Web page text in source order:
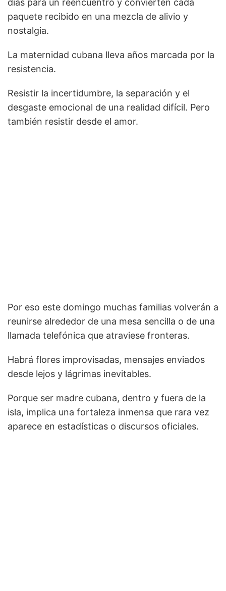
paquete recibido en una mezcla de alivio y
nostalgia.
La maternidad cubana lleva años marcada por la
resistencia.
Resistir la incertidumbre, la separación y el
desgaste emocional de una realidad difícil. Pero
también resistir desde el amor.
Por eso este domingo muchas familias volverán a
reunirse alrededor de una mesa sencilla o de una
llamada telefónica que atraviese fronteras.
Habrá flores improvisadas, mensajes enviados
desde lejos y lágrimas inevitables.
Porque ser madre cubana, dentro y fuera de la
isla, implica una fortaleza inmensa que rara vez
aparece en estadísticas o discursos oficiales.